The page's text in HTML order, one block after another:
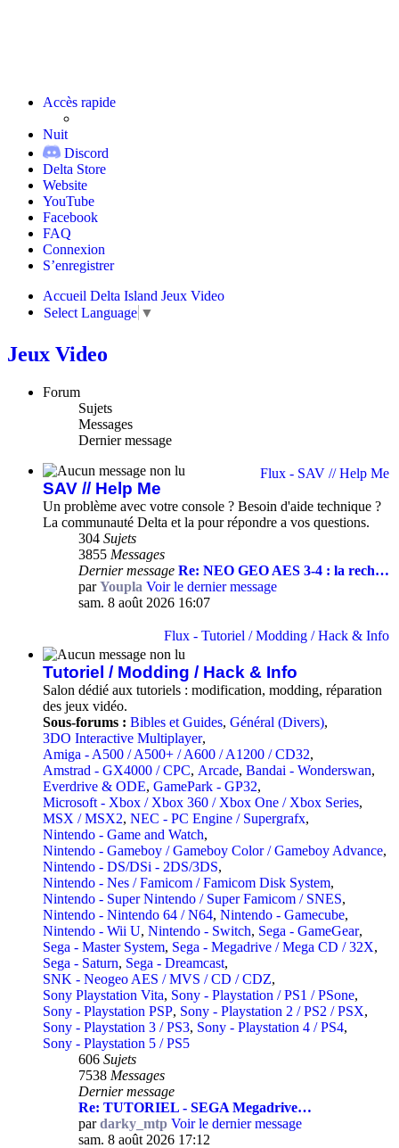
Accès rapide
Nuit
Discord
Delta Store
Website
YouTube
Facebook
FAQ
Connexion
S’enregistrer
Accueil Delta Island Jeux Video
Select Language ▼
Jeux Video
Forum
Sujets
Messages
Dernier message
Flux - SAV // Help Me
SAV // Help Me
Un problème avec votre console ? Besoin d'aide technique ?
La communauté Delta et la pour répondre a vos questions.
304 Sujets
3855 Messages
Dernier message Re: NEO GEO AES 3-4 : la rech…
parYoupla Voir le dernier message
sam. 8 août 2026 16:07
Flux - Tutoriel / Modding / Hack & Info
Tutoriel / Modding / Hack & Info
Salon dédié aux tutoriels : modification, modding, réparation
des jeux vidéo.
Sous-forums : Bibles et Guides, Général (Divers),
3DO Interactive Multiplayer,
Amiga - A500 / A500+ / A600 / A1200 / CD32,
Amstrad - GX4000 / CPC, Arcade, Bandai - Wonderswan,
Everdrive & ODE, GamePark - GP32,
Microsoft - Xbox / Xbox 360 / Xbox One / Xbox Series,
MSX / MSX2, NEC - PC Engine / Supergrafx,
Nintendo - Game and Watch,
Nintendo - Gameboy / Gameboy Color / Gameboy Advance,
Nintendo - DS/DSi - 2DS/3DS,
Nintendo - Nes / Famicom / Famicom Disk System,
Nintendo - Super Nintendo / Super Famicom / SNES,
Nintendo - Nintendo 64 / N64, Nintendo - Gamecube,
Nintendo - Wii U, Nintendo - Switch, Sega - GameGear,
Sega - Master System, Sega - Megadrive / Mega CD / 32X,
Sega - Saturn, Sega - Dreamcast,
SNK - Neogeo AES / MVS / CD / CDZ,
Sony Playstation Vita, Sony - Playstation / PS1 / PSone,
Sony - Playstation PSP, Sony - Playstation 2 / PS2 / PSX,
Sony - Playstation 3 / PS3, Sony - Playstation 4 / PS4,
Sony - Playstation 5 / PS5
606 Sujets
7538 Messages
Dernier message
Re: TUTORIEL - SEGA Megadrive…
pardarky_mtp Voir le dernier message
sam. 8 août 2026 17:12